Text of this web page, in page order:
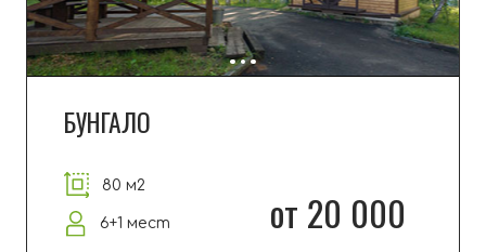
от 28 000
8+2 мест
100 м2
ПОДРОБНЕЕ